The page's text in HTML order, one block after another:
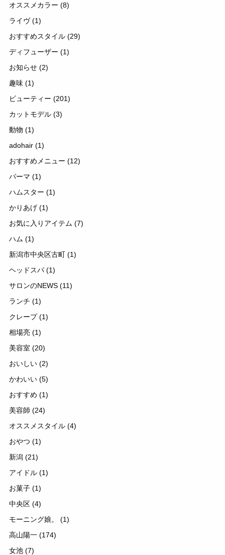
オススメカラー (8)
ライヴ(1)
おすすめスタイル (29)
ディフューザー (1)
お知らせ (2)
趣味 (1)
ビューティー (201)
カットモデル (3)
動物 (1)
adohair (1)
おすすめメニュー (12)
パーマ (1)
ハムスター (1)
かりあげ (1)
お気に入りアイテム (7)
ハム (1)
新潟市中央区古町 (1)
ヘッドスパ (1)
サロンのNEWS (11)
ランチ (1)
クレープ(1)
相場亮 (1)
美容室 (20)
おいしい (2)
かわいい (5)
おすすめ (1)
美容師 (24)
オススメスタイル (4)
おやつ (1)
新潟 (21)
アイドル (1)
お菓子 (1)
中央区 (4)
モーニング娘。 (1)
高山陽一 (174)
女池 (7)